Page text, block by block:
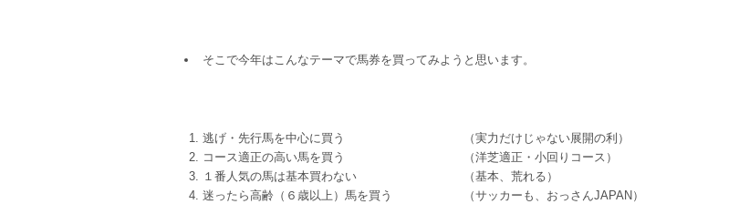
そこで今年はこんなテーマで馬券を買ってみようと思います。
逃げ・先行馬を中心に買う （実力だけじゃない展開の利）
コース適正の高い馬を買う （洋芝適正・小回りコース）
１番人気の馬は基本買わない （基本、荒れる）
迷ったら高齢（６歳以上）馬を買う （サッカーも、おっさんJAPAN）